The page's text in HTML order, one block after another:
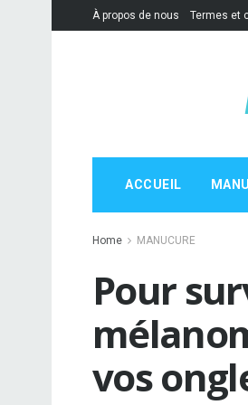
À propos de nous Termes et
ACCUEIL
Home MANUCURE
Pour
vos